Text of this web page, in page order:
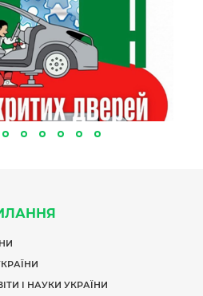
І НАУКИ УКРАЇНИ